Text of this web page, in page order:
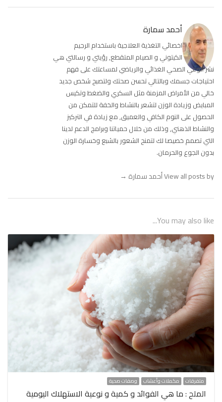
أحمد سمارة
اخصائي التغذية العلاجية باستخدام الرجيم
الكيتوني و الصيام المتقطع, رؤيتي و رسالتي هي
نشر الوعي الصحي الغذائي والرياضي لمساعتك على فهم
احتياجات جسمك وبالتالي تحسن صحتك ولتصبح شخص جديد
خالي من الأمراض المزمنة مثل السكري والضغط وتكيس
المبايض وزيادة الوزن لتشعر بالنشاط والخفة للتمكن من
الحصول على النوم الكافي والعميق, مع زيادة في التركيز
والنشاط الذهني, وذلك من خلال حمياتنا وبرامج الدعم لدينا
التي تصمم خصيصا لك لتمنح الشعور بالشبع وخسارة الوزن
بدون الجوع والحرمان.
View all posts by أحمد سمارة →
You may also like...
متفرقات مكملات وأعشاب وصفات صحية
الملح : ما هي الفوائد و كمية و نوعية الاستهلاك اليومية